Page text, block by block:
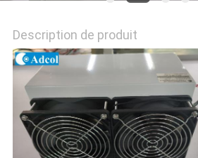
Description de produit